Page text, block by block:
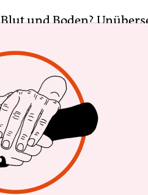
Blut und Boden?
Haacke 1999 sein
ausgerechnet der
Reichstag aufschütten
Deutschen mehr als nur
Haackes von innen
konterkarierte zwar die
am Frontgiebel des
wollte er den Teufel